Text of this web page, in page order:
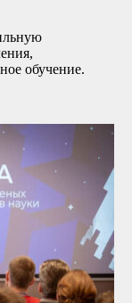
обучение.